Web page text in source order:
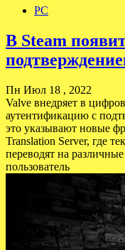
PC
В Steam
Пн Июл 18 , 2022
Valve внедряет в
аутентификацию с
это указывают новые
Translation Server, где
переводят на
пользователь